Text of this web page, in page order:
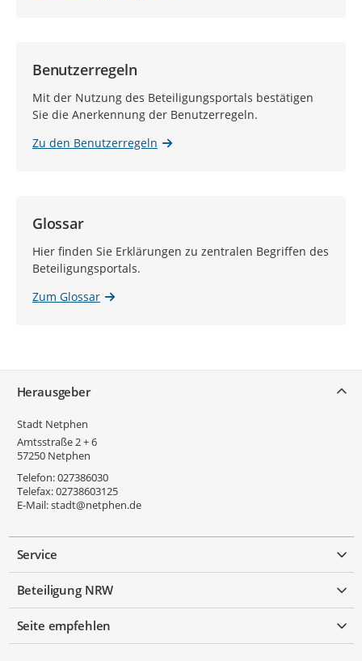
Benutzerregeln
Mit der Nutzung des Beteiligungsportals bestätigen
Sie die Anerkennung der Benutzerregeln.
Zu den Benutzerregeln
Glossar
Hier finden Sie Erklärungen zu zentralen Begriffen des
Beteiligungsportals.
Zum Glossar
Herausgeber
Stadt Netphen
Amtsstraße 2 + 6
57250 Netphen
Telefon:027386030
Telefax:02738603125
E-Mail:stadt@netphen.de
Service
Beteiligung NRW
Seite empfehlen